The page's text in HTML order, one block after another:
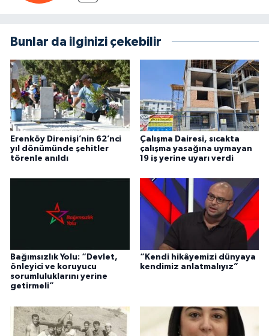
Bunlar da ilginizi çekebilir
Erenköy Direnişi’nin 62’nci
yıl dönümünde şehitler
törenle anıldı
Çalışma Dairesi, sıcakta
çalışma yasağına uymayan
19 iş yerine uyarı verdi
Bağımsızlık Yolu: “Devlet,
önleyici ve koruyucu
sorumluluklarını yerine
getirmeli”
“Kendi hikâyemizi dünyaya
kendimiz anlatmalıyız”